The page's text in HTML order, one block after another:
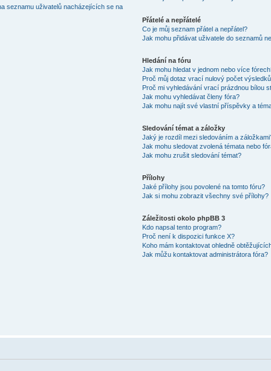
seznamu uživatelů nacházejících se na
Přátelé a nepřátelé
Co je můj seznam přátel a nepřátel?
Jak mohu přidávat uživatele do seznamů
Hledání na fóru
Jak mohu hledat v jednom nebo více
Proč můj dotaz vrací nulový počet
Proč mi vyhledávání vrací prázdnou bílou
Jak mohu vyhledávat členy fóra?
Jak mohu najít své vlastní příspěvky a
Sledování témat a záložky
Jaký je rozdíl mezi sledováním a
Jak mohu sledovat zvolená témata nebo
Jak mohu zrušit sledování témat?
Přílohy
Jaké přílohy jsou povolené na tomto fóru?
Jak si mohu zobrazit všechny své přílohy?
Záležitosti okolo phpBB 3
Kdo napsal tento program?
Proč není k dispozici funkce X?
Koho mám kontaktovat ohledně
Jak můžu kontaktovat administrátora fóra?